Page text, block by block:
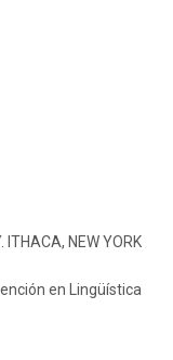
ITHACA, NEW YORK
en Lingüística